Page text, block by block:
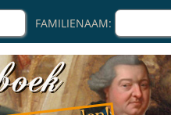
FAMILIENAAM: